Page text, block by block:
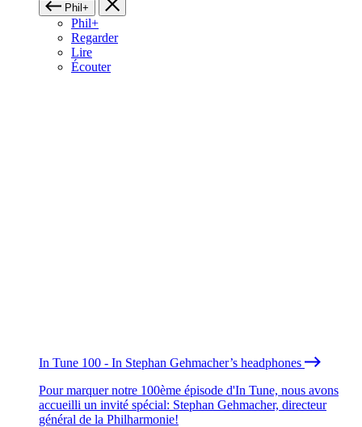
Phil+
Phil+
Regarder
Lire
Écouter
In Tune 100 - In Stephan Gehmacher’s headphones
Pour marquer notre 100ème épisode d'In Tune, nous avons
accueilli un invité spécial: Stephan Gehmacher, directeur
général de la Philharmonie!